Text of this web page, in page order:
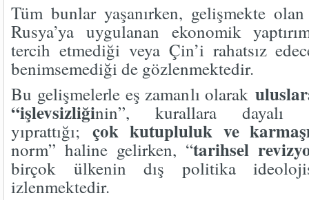
Tüm bunlar yaşanırken, gelişmekte
Rusya’ya uygulanan ekonomik
tercih etmediği veya Çin’i rahatsız
benimsemediği de gözlenmektedir.
Bu gelişmelerle eş zamanlı olarak
“işlevsizliğinin”, kurallara dayalı
yıprattığı; çok kutupluluk ve
norm” haline gelirken, “tarihsel
birçok ülkenin dış politika
izlenmektedir.